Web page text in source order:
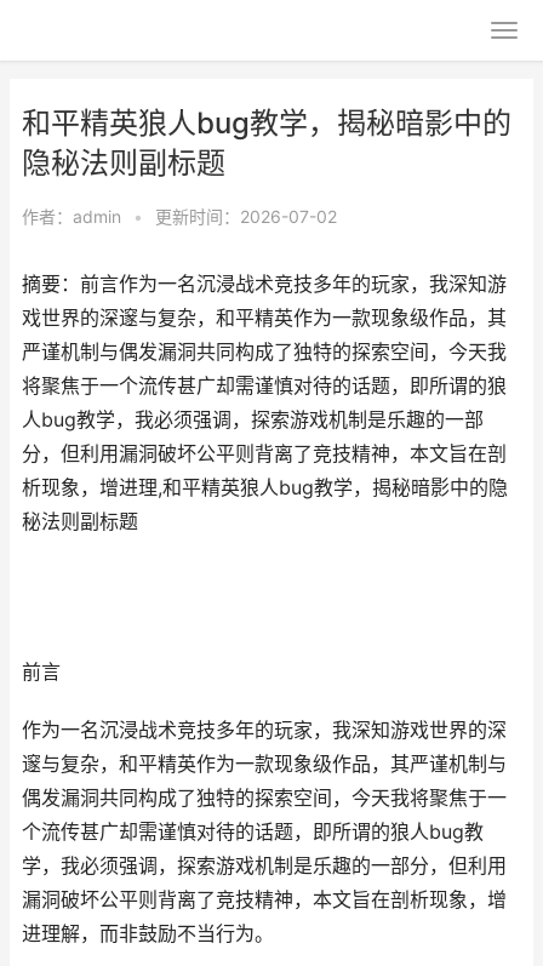
和平精英狼人bug教学，揭秘暗影中的
隐秘法则副标题
作者： admin • 更新时间：2026-07-02
摘要：前言作为一名沉浸战术竞技多年的玩家，我深知游
戏世界的深邃与复杂，和平精英作为一款现象级作品，其
严谨机制与偶发漏洞共同构成了独特的探索空间，今天我
将聚焦于一个流传甚广却需谨慎对待的话题，即所谓的狼
人bug教学，我必须强调，探索游戏机制是乐趣的一部
分，但利用漏洞破坏公平则背离了竞技精神，本文旨在剖
析现象，增进理,和平精英狼人bug教学，揭秘暗影中的隐
秘法则副标题
前言
作为一名沉浸战术竞技多年的玩家，我深知游戏世界的深
邃与复杂，和平精英作为一款现象级作品，其严谨机制与
偶发漏洞共同构成了独特的探索空间，今天我将聚焦于一
个流传甚广却需谨慎对待的话题，即所谓的狼人bug教
学，我必须强调，探索游戏机制是乐趣的一部分，但利用
漏洞破坏公平则背离了竞技精神，本文旨在剖析现象，增
进理解，而非鼓励不当行为。